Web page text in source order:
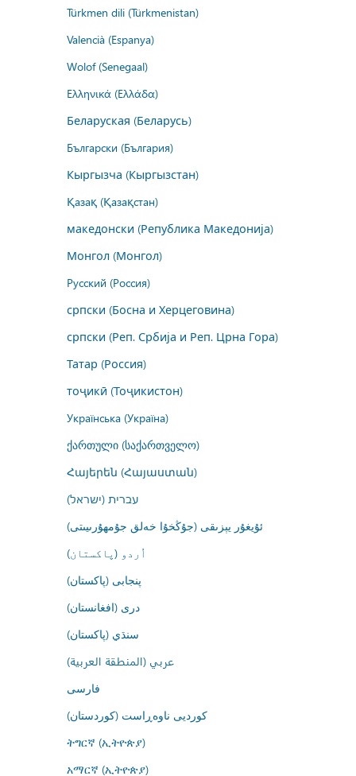
Türkmen dili (Türkmenistan)
Valencià (Espanya)
Wolof (Senegaal)
Ελληνικά (Ελλάδα)
Беларуская (Беларусь)
Български (България)
Кыргызча (Кыргызстан)
Қазақ (Қазақстан)
македонски (Република Македонија)
Монгол (Монгол)
Русский (Россия)
српски (Босна и Херцеговина)
српски (Реп. Србија и Реп. Црна Гора)
Татар (Россия)
тоҷикӣ (Тоҷикистон)
Українська (Україна)
ქართული (საქართველო)
Հայերեն (Հայաստան)
עברית (ישראל)
ئۇيغۇر يېزىقى (جۇڭخۇا خەلق جۇمھۇرىيىتى)
اُردو (پاکستان)
پنجابی (پاکستان)
درى (افغانستان)
سنڌي (پاکستان)
عربي (المنطقة العربية)
فارسى
کوردیی ناوەڕاست (کوردستان)
ትግርኛ (ኢትዮጵያ)
አማርኛ (ኢትዮጵያ)